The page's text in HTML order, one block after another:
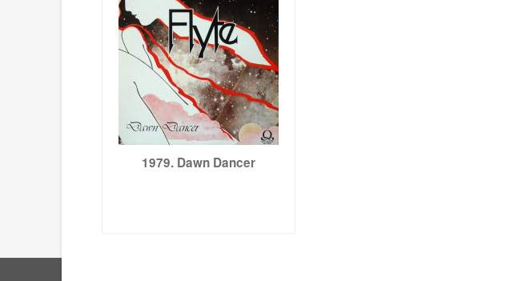
1979. Dawn Dancer